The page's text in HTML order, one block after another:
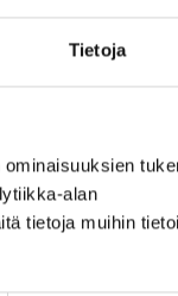
Tietoja
alan
tietoja muihin
38200
p. 010